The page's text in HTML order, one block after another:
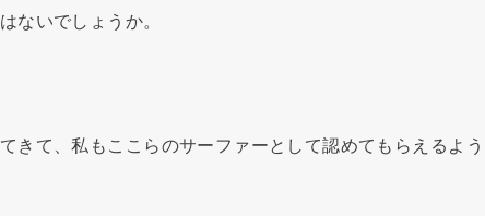
ないでしょうか。
きて、私もここらのサーファーとして認めてもらえるよう